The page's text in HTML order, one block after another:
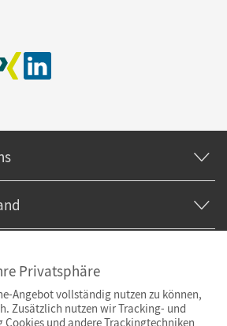
Privatsphäre
Angebot vollständig nutzen zu können,
Zusätzlich nutzen wir Tracking- und
und andere Trackingtechniken